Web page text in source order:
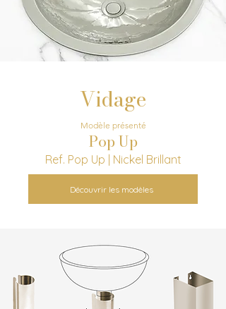
Vidage
Modèle présenté
Pop Up
Ref. Pop Up | Nickel Brillant
Découvrir les modèles